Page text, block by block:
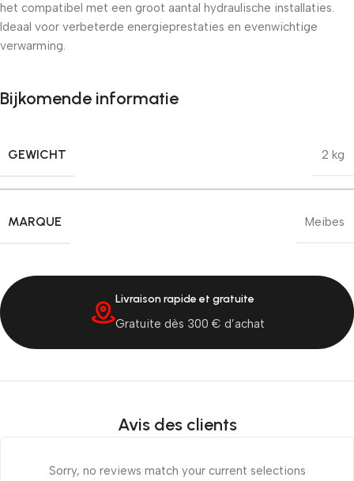
het compatibel met een groot aantal hydraulische installaties.
Ideaal voor verbeterde energieprestaties en evenwichtige
verwarming.
Bijkomende informatie
GEWICHT 2 kg
MARQUE Meibes
Livraison rapide et gratuite
Gratuite dès 300 € d’achat
Avis des clients
Sorry, no reviews match your current selections